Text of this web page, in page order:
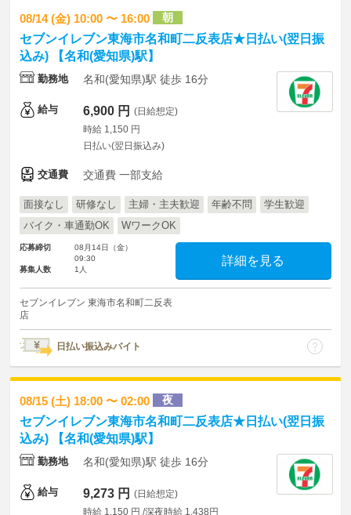
08/14 (金) 10:00 〜 16:00 朝
セブンイレブン東海市名和町二反表店★日払い(翌日振
込み) 【名和(愛知県)駅】
勤務地 名和(愛知県)駅 徒歩 16分
給与 6,900 円 (日給想定)
時給 1,150 円
日払い(翌日振込み)
交通費 交通費 一部支給
面接なし 研修なし 主婦・主夫歓迎 年齢不問
学生歓迎
バイク・車通勤OK
WワークOK
応募締切
08月14日（金）
09:30
募集人数
1人
詳細を見る
セブンイレブン 東海市名和町二反表
店
日払い振込みバイト
08/15 (土) 18:00 〜 02:00 夜
セブンイレブン東海市名和町二反表店★日払い(翌日振
込み) 【名和(愛知県)駅】
勤務地 名和(愛知県)駅 徒歩 16分
給与 9,273 円 (日給想定)
時給 1,150 円 /深夜時給 1,438円